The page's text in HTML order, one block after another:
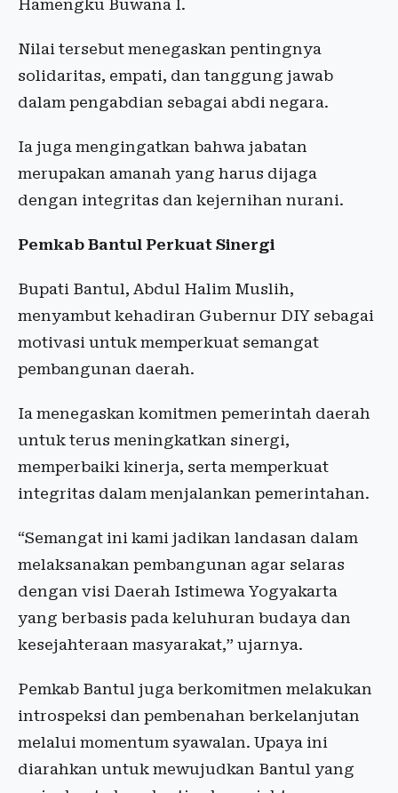
Hamengku Buwana I.
Nilai tersebut menegaskan pentingnya
solidaritas, empati, dan tanggung jawab
dalam pengabdian sebagai abdi negara.
Ia juga mengingatkan bahwa jabatan
merupakan amanah yang harus dijaga
dengan integritas dan kejernihan nurani.
Pemkab Bantul Perkuat Sinergi
Bupati Bantul, Abdul Halim Muslih,
menyambut kehadiran Gubernur DIY sebagai
motivasi untuk memperkuat semangat
pembangunan daerah.
Ia menegaskan komitmen pemerintah daerah
untuk terus meningkatkan sinergi,
memperbaiki kinerja, serta memperkuat
integritas dalam menjalankan pemerintahan.
“Semangat ini kami jadikan landasan dalam
melaksanakan pembangunan agar selaras
dengan visi Daerah Istimewa Yogyakarta
yang berbasis pada keluhuran budaya dan
kesejahteraan masyarakat,” ujarnya.
Pemkab Bantul juga berkomitmen melakukan
introspeksi dan pembenahan berkelanjutan
melalui momentum syawalan. Upaya ini
diarahkan untuk mewujudkan Bantul yang